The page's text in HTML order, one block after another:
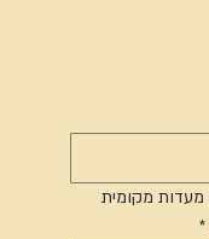
אני מאשר.ת קבלת תוכן ועדכונים מעדות מקומית
*